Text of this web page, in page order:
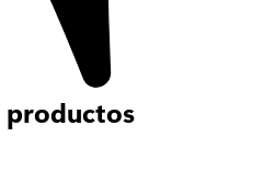
productos